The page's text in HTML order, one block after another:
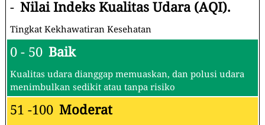
- Nilai Indeks Kualitas Udara (AQI).
Tingkat Kekhawatiran Kesehatan
0 - 50 Baik
Kualitas udara dianggap memuaskan, dan polusi udara
menimbulkan sedikit atau tanpa risiko
51 -100 Moderat